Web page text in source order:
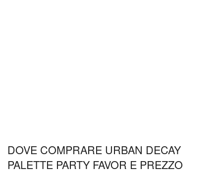
DOVE COMPRARE URBAN DECAY
PALETTE PARTY FAVOR E PREZZO